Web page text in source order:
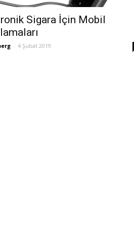
Sigara İçin Mobil
- 4 Şubat 2019